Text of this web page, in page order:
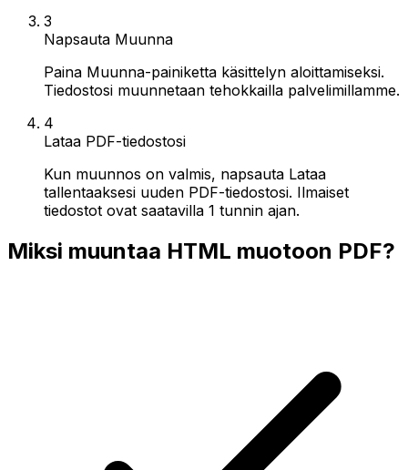
3
Napsauta Muunna
Paina Muunna-painiketta käsittelyn aloittamiseksi.
Tiedostosi muunnetaan tehokkailla palvelimillamme.
4
Lataa PDF-tiedostosi
Kun muunnos on valmis, napsauta Lataa
tallentaaksesi uuden PDF-tiedostosi. Ilmaiset
tiedostot ovat saatavilla 1 tunnin ajan.
Miksi muuntaa HTML muotoon PDF?